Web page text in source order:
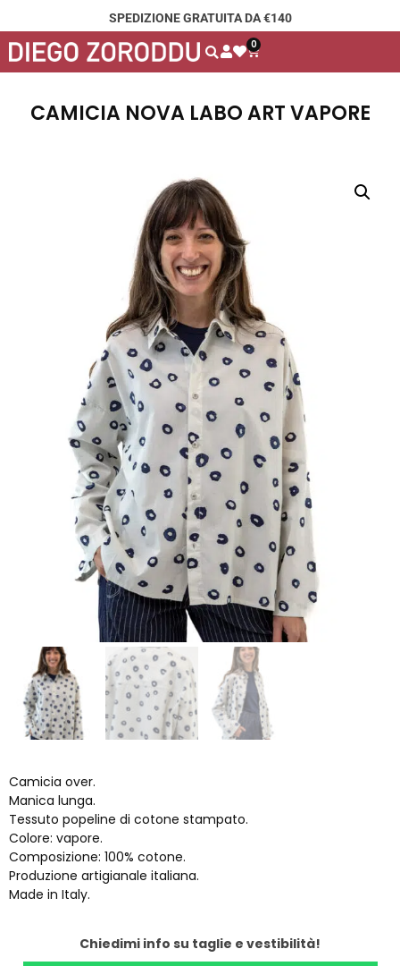
SPEDIZIONE GRATUITA DA €140
0
CAMICIA NOVA LABO ART VAPORE
Camicia over.
Manica lunga.
Tessuto popeline di cotone stampato.
Colore: vapore.
Composizione: 100% cotone.
Produzione artigianale italiana.
Made in Italy.
Chiedimi info su taglie e vestibilità!